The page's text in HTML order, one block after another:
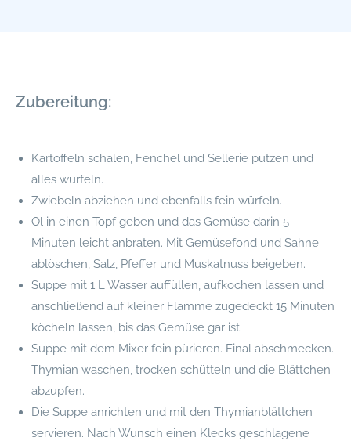
Zubereitung:
Kartoffeln schälen, Fenchel und Sellerie putzen und
alles würfeln.
Zwiebeln abziehen und ebenfalls fein würfeln.
Öl in einen Topf geben und das Gemüse darin 5
Minuten leicht anbraten. Mit Gemüsefond und Sahne
ablöschen, Salz, Pfeffer und Muskatnuss beigeben.
Suppe mit 1 L Wasser auffüllen, aufkochen lassen und
anschließend auf kleiner Flamme zugedeckt 15 Minuten
köcheln lassen, bis das Gemüse gar ist.
Suppe mit dem Mixer fein pürieren. Final abschmecken.
Thymian waschen, trocken schütteln und die Blättchen
abzupfen.
Die Suppe anrichten und mit den Thymianblättchen
servieren. Nach Wunsch einen Klecks geschlagene